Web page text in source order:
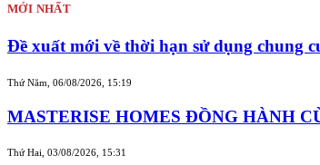
MỚI NHẤT
Đề xuất mới về thời hạn sử dụng chung
Thứ Năm, 06/08/2026, 15:19
MASTERISE HOMES ĐỒNG HÀNH
Thứ Hai, 03/08/2026, 15:31